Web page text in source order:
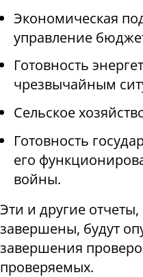
Экономическая
управление
Готовность
чрезвычайным
Сельское
Готовность
его
войны.
Эти и другие
завершены, будут
завершения
проверяемых.